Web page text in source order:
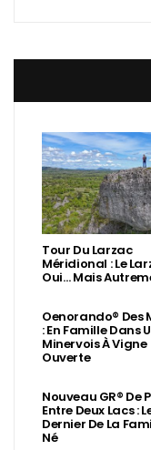
Tour Du Larzac
Méridional : Le
Oui… Mais
Oenorando® Des
: En Famille Dans
Minervois À Vigne
Ouverte
Nouveau GR® De
Entre Deux Lacs :
Dernier De La
Né